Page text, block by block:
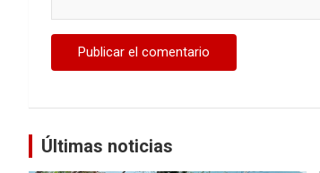
Últimas noticias